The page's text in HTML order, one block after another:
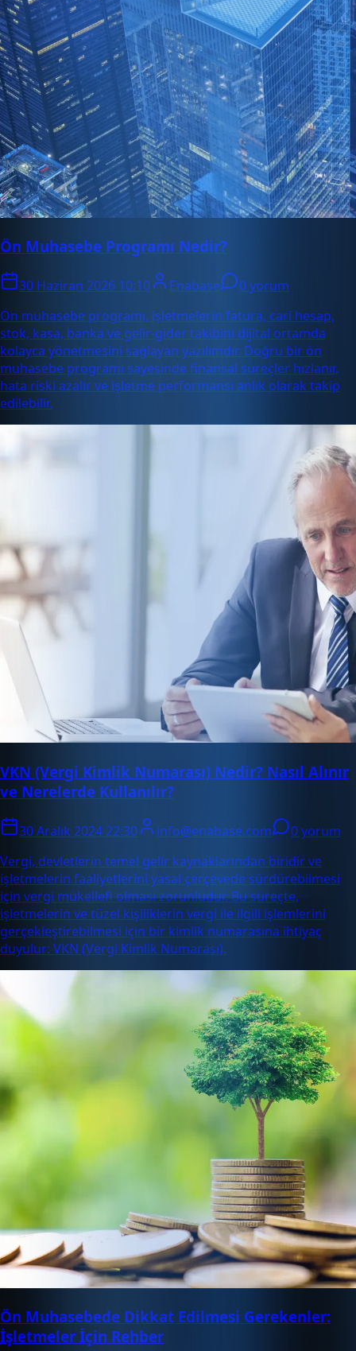
Ön Muhasebe Programı Nedir?
30 Haziran 2026 10:10 Enabase
0 yorum
Ön muhasebe programı, işletmelerin fatura, cari hesap,
stok, kasa, banka ve gelir-gider takibini dijital ortamda
kolayca yönetmesini sağlayan yazılımdır. Doğru bir ön
muhasebe programı sayesinde finansal süreçler hızlanır,
hata riski azalır ve işletme performansı anlık olarak takip
edilebilir.
VKN (Vergi Kimlik Numarası) Nedir? Nasıl Alınır
ve Nerelerde Kullanılır?
30 Aralık 2024 22:30 info@enabase.com
0 yorum
Vergi, devletlerin temel gelir kaynaklarından biridir ve
işletmelerin faaliyetlerini yasal çerçevede sürdürebilmesi
için vergi mükellefi olması zorunludur. Bu süreçte,
işletmelerin ve tüzel kişiliklerin vergi ile ilgili işlemlerini
gerçekleştirebilmesi için bir kimlik numarasına ihtiyaç
duyulur: VKN (Vergi Kimlik Numarası).
Ön Muhasebede Dikkat Edilmesi Gerekenler:
İşletmeler İçin Rehber